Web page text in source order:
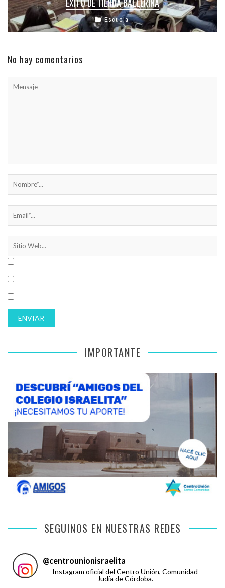
Escuela
No hay comentarios
IMPORTANTE
SEGUINOS EN NUESTRAS REDES
@centrounionisraelita
Instagram oficial del Centro Unión, Comunidad
Judía de Córdoba.